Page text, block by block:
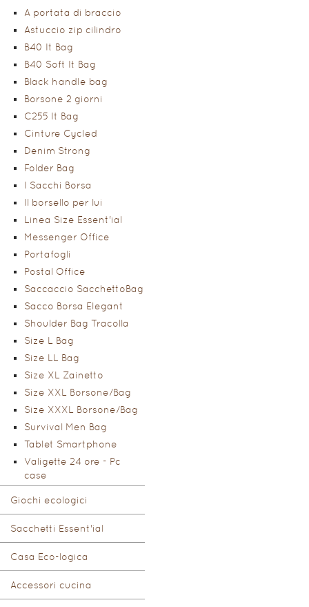
A portata di braccio
Astuccio zip cilindro
B40 It Bag
B40 Soft It Bag
Black handle bag
Borsone 2 giorni
C255 It Bag
Cinture Cycled
Denim Strong
Folder Bag
I Sacchi Borsa
Il borsello per lui
Linea Size Essent'ial
Messenger Office
Portafogli
Postal Office
Saccaccio SacchettoBag
Sacco Borsa Elegant
Shoulder Bag Tracolla
Size L Bag
Size LL Bag
Size XL Zainetto
Size XXL Borsone/Bag
Size XXXL Borsone/Bag
Survival Men Bag
Tablet Smartphone
Valigette 24 ore - Pc
case
Giochi ecologici
Sacchetti Essent'ial
Casa Eco-logica
Accessori cucina